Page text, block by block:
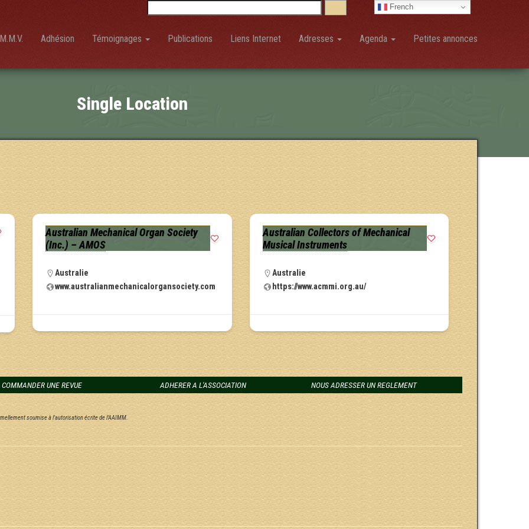
French
Adhésion Témoignages Publications Liens Internet Adresses Agenda Petites annonces
Single Location
Australian Mechanical Organ Society
(Inc.) – AMOS
Australie
www.australianmechanicalorgansociety.com
Australian Collectors of Mechanical
Musical Instruments
Australie
https://www.acmmi.org.au/
COMMANDER UNE REVUE ADHERER A L'ASSOCIATION NOUS ADRESSER UN REGLEMENT
soumise à l'autorisation écrite de l'AAIMM.